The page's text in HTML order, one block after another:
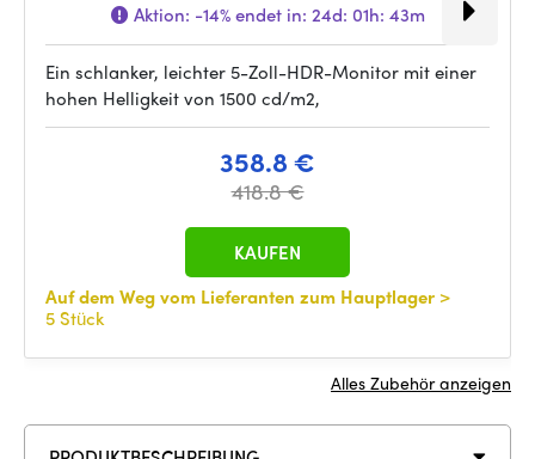
Aktion: -14%endet in: 24d: 01h: 43m
Ein schlanker, leichter 5-Zoll-HDR-Monitor mit einer
hohen Helligkeit von 1500 cd/m2,
358.8 €
418.8 €
Auf dem Weg vom Lieferanten zum Hauptlager >
5 Stück
KAUFEN
Alles Zubehör anzeigen